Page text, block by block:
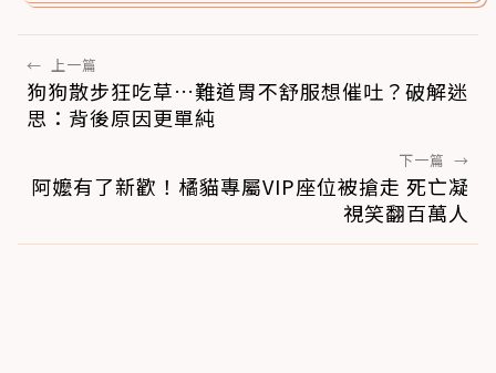
← 上一篇
狗狗散步狂吃草…難道胃不舒服想催吐？破解迷
思：背後原因更單純
下一篇 →
阿嬤有了新歡！橘貓專屬VIP座位被搶走 死亡凝
視笑翻百萬人